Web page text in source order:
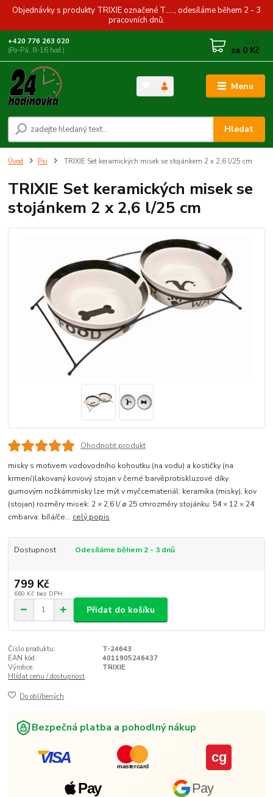
Objednávky s produkty TRIXIE označené T....., odesíláme během 2 - 3
pracovních dnů.
Menu
Hledat
+420 776 263 020
(Po-Pá, 8-16 hod.)
0 ks
za 0 Kč
Úvod Psi TRIXIE Set keramických misek se stojánkem 2 x 2,6 l/25 cm
TRIXIE Set keramických misek se
stojánkem 2 x 2,6 l/25 cm
Ohodnotit produkt
misky s motivem vodovodního kohoutku (na vodu) a kostičky (na
krmení)lakovaný kovový stojan v černé barvěprotiskluzové díky
gumovým nožkámmisky lze mýt v myčcemateriál: keramika (misky), kov
(stojan) rozměry misek: 2 × 2,6 l/ ø 25 cmrozměry stojánku: 54 × 12 × 24
cmbarva: bílá/če... celý popis
Dostupnost Odesíláme během 2 - 3 dnů
799 Kč
660 Kč bez DPH
Přidat do košíku
Číslo produktu:
T-24643
EAN kód:
4011905246437
Výrobce:
TRIXIE
Hlídat cenu / dostupnost
Do oblíbených
Bezpečná platba a pohodlný nákup
VISA mastercard
Pay Pay
cg